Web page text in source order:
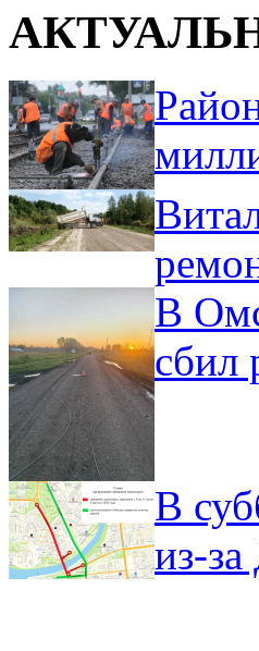
В
сбил
В
из-